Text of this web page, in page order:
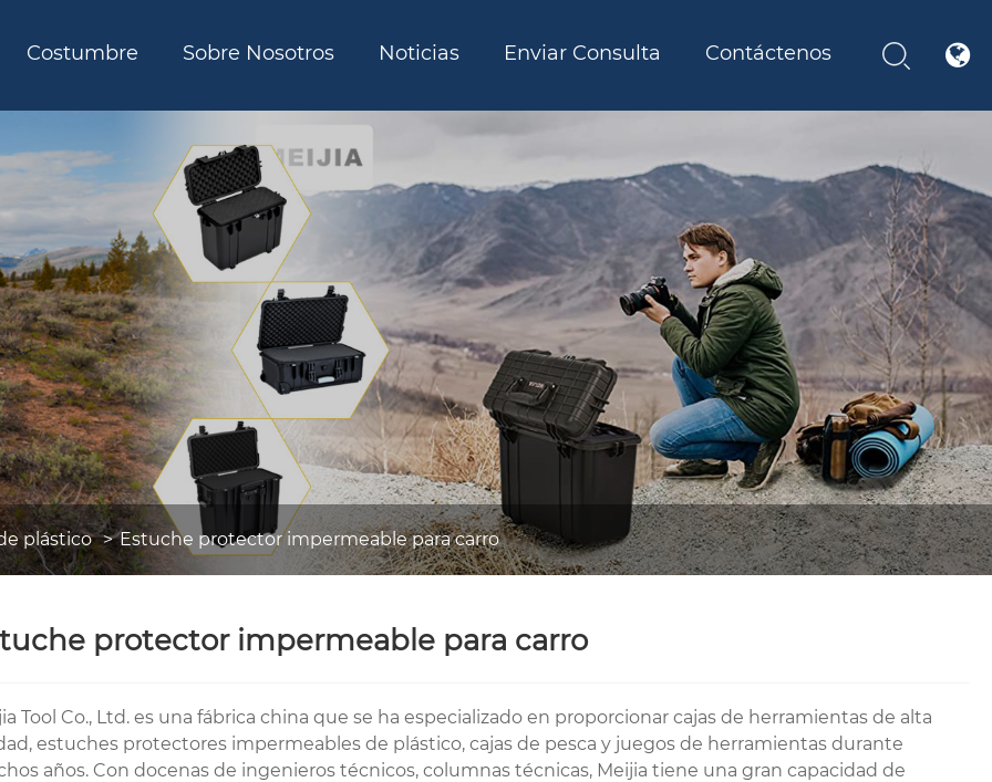
Costumbre Sobre Nosotros Noticias Enviar Consulta Contáctenos
plástico Estuche protector impermeable para carro
protector impermeable para carro
Tool Co., Ltd. es una fábrica china que se ha especializado en proporcionar cajas de herramientas de alta
estuches protectores impermeables de plástico, cajas de pesca y juegos de herramientas durante
años. Con docenas de ingenieros técnicos, columnas técnicas, Meijia tiene una gran capacidad de